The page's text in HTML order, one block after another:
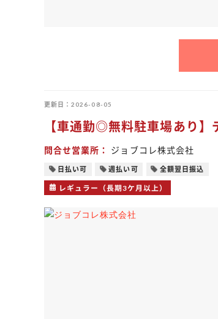
更新日 2026-08-05
【車通勤◎無料駐車場あり
問合せ営業所 ジョブコレ株式会社
日払い可 週払い可 全額翌日振込
レギュラー（長期3ケ月以上）